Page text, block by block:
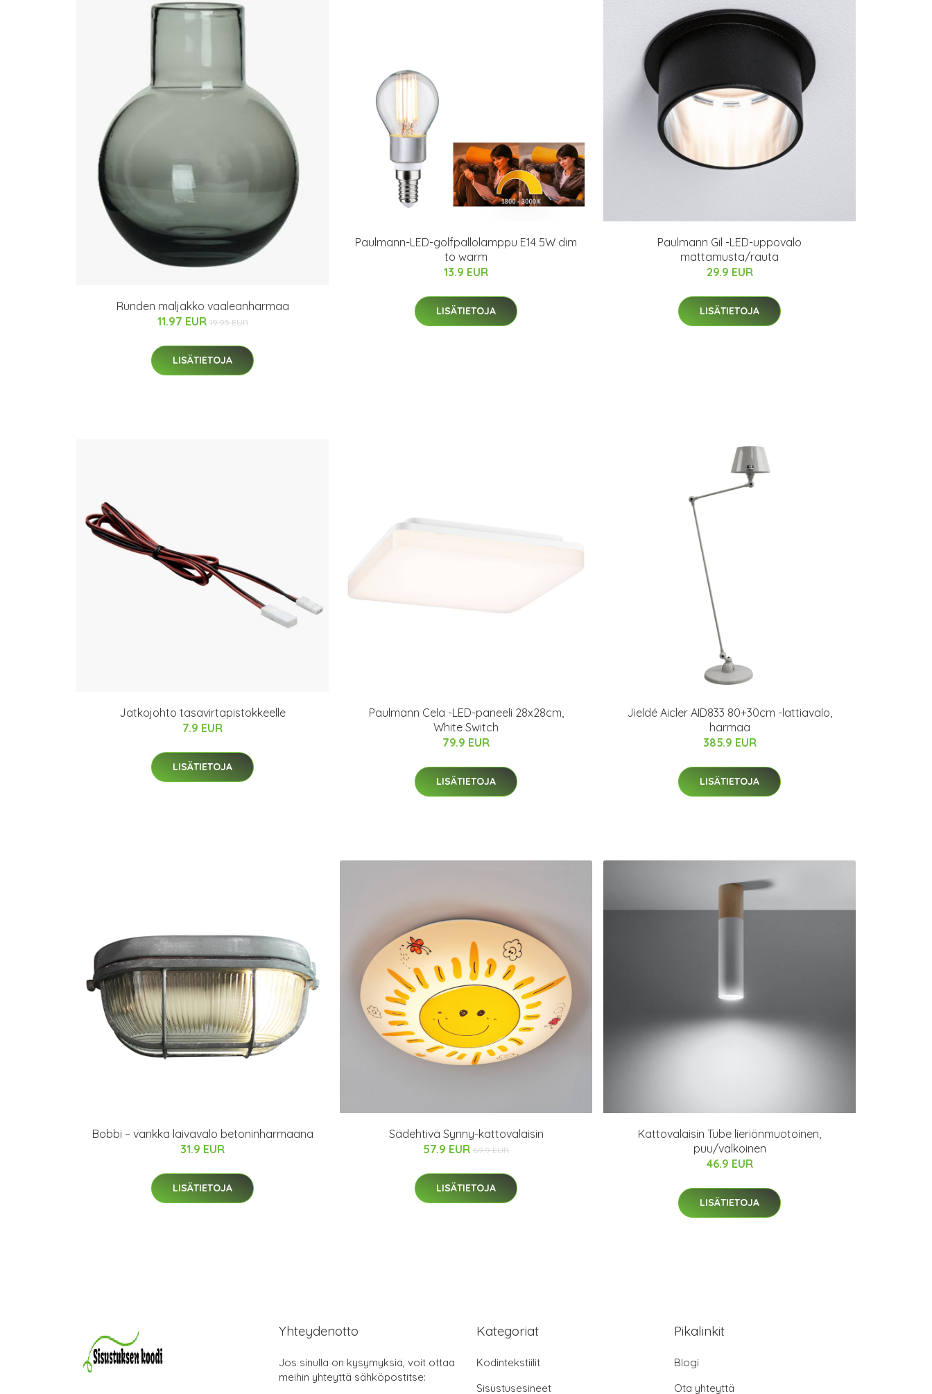
Runden maljakko vaaleanharmaa
11.97 EUR 19.95 EUR
LISÄTIETOJA
Paulmann-LED-golfpallolamppu E14 5W dim
to warm
13.9 EUR
LISÄTIETOJA
Paulmann Gil -LED-uppovalo
mattamusta/rauta
29.9 EUR
LISÄTIETOJA
Jatkojohto tasavirtapistokkeelle
7.9 EUR
LISÄTIETOJA
Paulmann Cela -LED-paneeli 28x28cm,
White Switch
79.9 EUR
LISÄTIETOJA
Jieldé Aicler AID833 80+30cm -lattiavalo,
harmaa
385.9 EUR
LISÄTIETOJA
Bobbi – vankka laivavalo betoninharmaana
31.9 EUR
LISÄTIETOJA
Sädehtivä Synny-kattovalaisin
57.9 EUR 69.9 EUR
LISÄTIETOJA
Kattovalaisin Tube lieriönmuotoinen,
puu/valkoinen
46.9 EUR
LISÄTIETOJA
Yhteydenotto
Jos sinulla on kysymyksiä, voit ottaa
meihin yhteyttä sähköpostitse:
Kategoriat
Kodintekstiilit
Sisustusesineet
Pikalinkit
Blogi
Ota yhteyttä